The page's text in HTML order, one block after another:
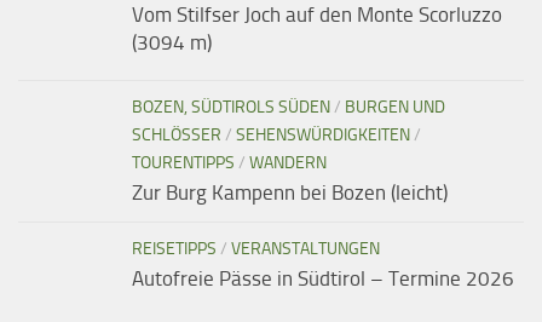
Vom Stilfser Joch auf den Monte Scorluzzo
(3094 m)
BOZEN, SÜDTIROLS SÜDEN/ BURGEN UND
SCHLÖSSER / SEHENSWÜRDIGKEITEN/
TOURENTIPPS / WANDERN
Zur Burg Kampenn bei Bozen (leicht)
REISETIPPS / VERANSTALTUNGEN
Autofreie Pässe in Südtirol – Termine 2026